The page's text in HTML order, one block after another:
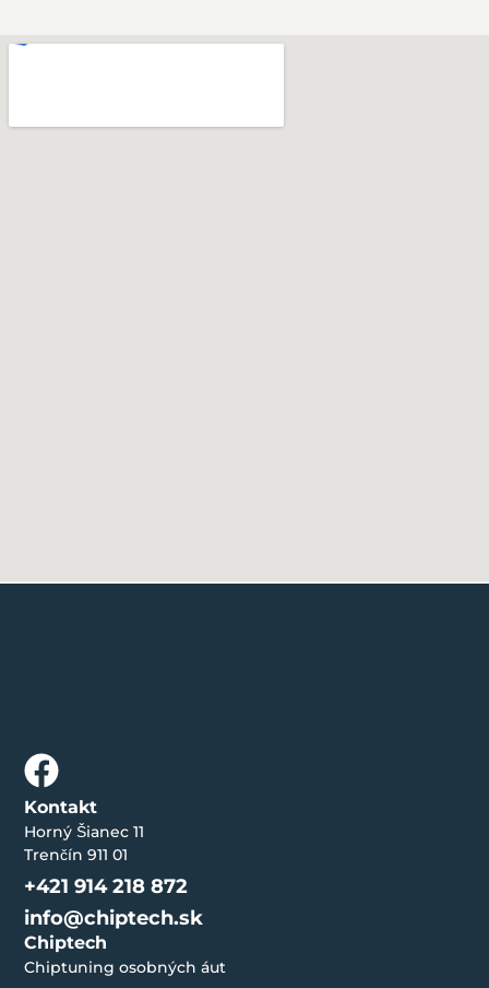
Chiptech
Chiptuning osobných áut
Kontakt
Horný Šianec 11
Trenčín 911 01
+421 914 218 872
info@chiptech.sk